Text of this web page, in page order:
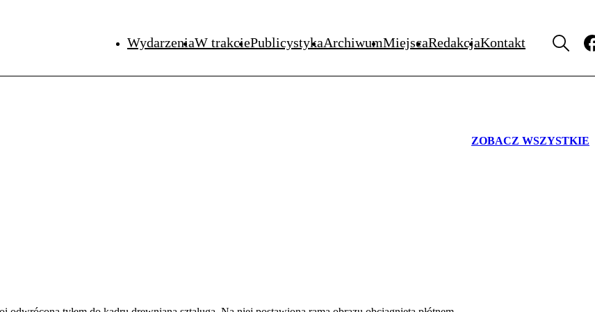
WydarzeniaW trakciePublicystykaArchiwumMiejscaRedakcjaKontakt
ZOBACZ WSZYSTKIE